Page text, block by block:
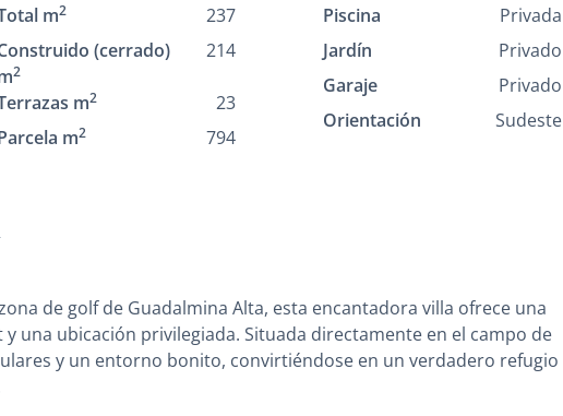
m2
237
(cerrado)
2
214
m2
23
m2 794
Piscina
Privada
Jardín
Privado
Garaje
Privado
Orientación
Sudeste
de golf de Guadalmina Alta, esta encantadora villa ofrece una
una ubicación privilegiada. Situada directamente en el campo de
y un entorno bonito, convirtiéndose en un verdadero refugio